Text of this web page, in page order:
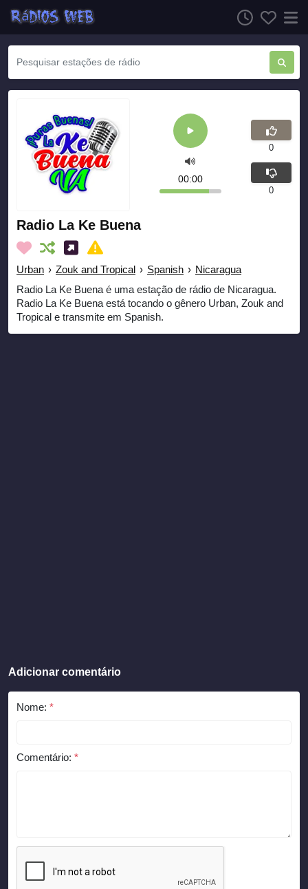
Radio La Ke Buena
Urban › Zouk and Tropical › Spanish › Nicaragua
Radio La Ke Buena é uma estação de rádio de Nicaragua.
Radio La Ke Buena está tocando o gênero Urban, Zouk and
Tropical e transmite em Spanish.
00:00
0
0
Adicionar comentário
Nome: *
Comentário: *